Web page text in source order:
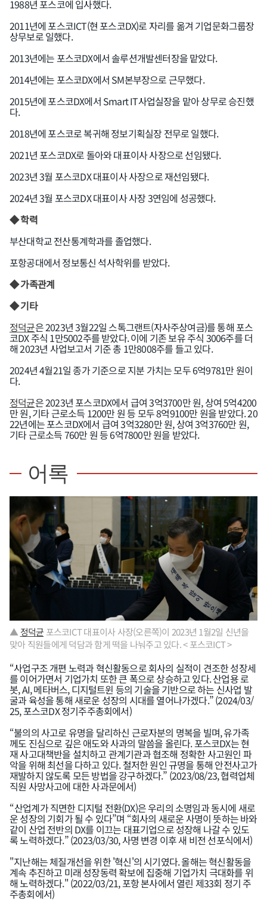
1988년 포스코에 입사했다.
2011년에 포스코ICT(현 포스코DX)로 자리를 옮겨 기업문화그룹장
상무보로 일했다.
2013년에는 포스코DX에서 솔루션개발센터장을 맡았다.
2014년에는 포스코DX에서 SM본부장으로 근무했다.
2015년에 포스코DX에서 Smart IT사업실장을 맡아 상무로 승진했
다.
2018년에 포스코로 복귀해 정보기획실장 전무로 일했다.
2021년 포스코DX로 돌아와 대표이사 사장으로 선임됐다.
2023년 3월 포스코DX 대표이사 사장으로 재선임됐다.
2024년 3월 포스코DX 대표이사 사장 3연임에 성공했다.
◆ 학력
부산대학교 전산통계학과를 졸업했다.
포항공대에서 정보통신 석사학위를 받았다.
◆ 가족관계
◆ 기타
정덕균은 2023년 3월22일 스톡그랜트(자사주상여금)를 통해 포스
코DX 주식 1만5002주를 받았다. 이에 기존 보유 주식 3006주를 더
해 2023년 사업보고서 기준 총 1만8008주를 들고 있다.
2024년 4월21일 종가 기준으로 지분 가치는 모두 6억9781만 원이
다.
정덕균은 2023년 포스코DX에서 급여 3억3700만 원, 상여 5억4200
만 원, 기타 근로소득 1200만 원 등 모두 8억9100만 원을 받았다. 20
22년에는 포스코DX에서 급여 3억3280만 원, 상여 3억3760만 원,
기타 근로소득 760만 원 등 6억7800만 원을 받았다.
어록
▲ 정덕균 포스코ICT 대표이사 사장(오른쪽)이 2023년 1월2일 신년을
맞아 직원들에게 덕담과 함게 떡을 나눠주고 있다. < 포스코ICT >
“사업구조 개편 노력과 혁신활동으로 회사의 실적이 견조한 성장세
를 이어가면서 기업가치 또한 큰 폭으로 상승하고 있다. 산업용 로
봇, AI, 메타버스, 디지털트윈 등의 기술을 기반으로 하는 신사업 발
굴과 육성을 통해 새로운 성장의 시대를 열어나가겠다.” (2024/03/
25, 포스코DX 정기주주총회에서)
“불의의 사고로 유명을 달리하신 근로자분의 명복을 빌며, 유가족
께도 진심으로 깊은 애도와 사과의 말씀을 올린다. 포스코DX는 현
재 사고대책반을 설치하고 관계기관과 협조해 정확한 사고원인 파
악을 위해 최선을 다하고 있다. 철저한 원인 규명을 통해 안전사고가
재발하지 않도록 모든 방법을 강구하겠다.” (2023/08/23, 협력업체
직원 사망사고에 대한 사과문에서)
​​​​“산업계가 직면한 디지털 전환(DX)은 우리의 소명임과 동시에 새로
운 성장의 기회가 될 수 있다”며 “회사의 새로운 사명이 뜻하는 바와
같이 산업 전반의 DX를 이끄는 대표기업으로 성장해 나갈 수 있도
록 노력하겠다.” (2023/03/30, 사명 변경 이후 새 비전 선포식에서)
"지난해는 체질개선을 위한 '혁신'의 시기였다. 올해는 혁신활동을
계속 추진하고 미래 성장동력 확보에 집중해 기업가치 극대화를 위
해 노력하겠다." (2022/03/21, 포항 본사에서 열린 제33회 정기 주
주총회에서)